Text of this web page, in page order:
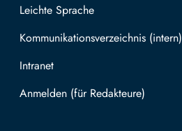
Leichte Sprache
Kommunikationsverzeichnis (intern)
Intranet
Mit TUBAF Login anmelden